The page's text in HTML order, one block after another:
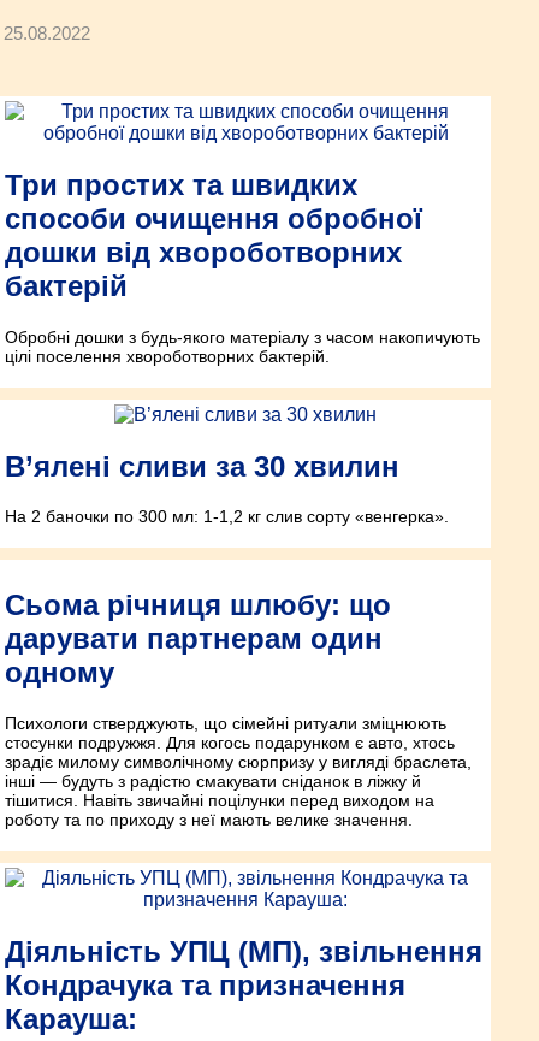
25.08.2022
Три простих та швидких
способи очищення обробної
дошки від хвороботворних
бактерій
Обробні дошки з будь-якого матеріалу з часом накопичують
цілі поселення хвороботворних бактерій.
В’ялені сливи за 30 хвилин
На 2 баночки по 300 мл: 1-1,2 кг слив сорту «венгерка».
Сьома річниця шлюбу: що
дарувати партнерам один
одному
Психологи стверджують, що сімейні ритуали зміцнюють
стосунки подружжя. Для когось подарунком є авто, хтось
зрадіє милому символічному сюрпризу у вигляді браслета,
інші — будуть з радістю смакувати сніданок в ліжку й
тішитися. Навіть звичайні поцілунки перед виходом на
роботу та по приходу з неї мають велике значення.
Діяльність УПЦ (МП), звільнення
Кондрачука та призначення
Карауша: